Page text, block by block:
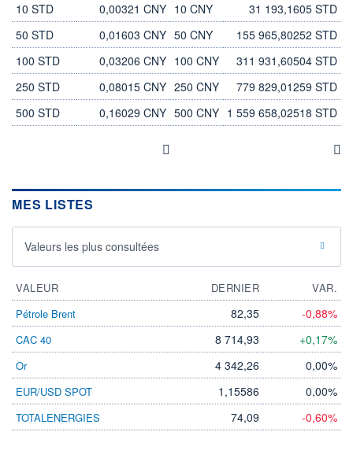
10 STD
0,00321 CNY
50 STD
0,01603 CNY
100 STD
0,03206 CNY
250 STD
0,08015 CNY
500 STD
0,16029 CNY
10 CNY
31 193,1605 STD
50 CNY
155 965,80252 STD
100 CNY
311 931,60504 STD
250 CNY
779 829,01259 STD
500 CNY 1 559 658,02518 STD
MES LISTES
Valeurs les plus consultées
VALEUR DERNIER
VAR.
Pétrole Brent
82,35 -0,88%
CAC 40 8 714,93 +0,17%
Or 4 342,26 0,00%
EUR/USD SPOT 1,15586 0,00%
TOTALENERGIES 74,09 -0,60%